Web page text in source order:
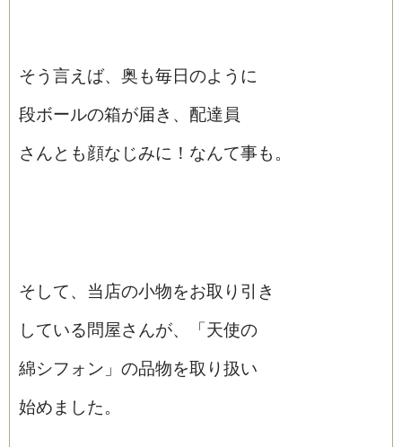
そう言えば、奥も毎日のように
段ボールの箱が届き、配達員
さんとも顔なじみに！なんて事も。
そして、当店の小物をお取り引き
している問屋さんが、「天使の
綿シフォン」の品物を取り扱い
始めました。